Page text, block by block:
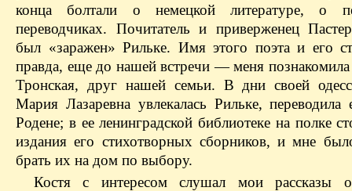
конца болтали о немецкой литературе, о
переводчиках. Почитатель и приверженец
был «заражен» Рильке. Имя этого поэта и его
правда, еще до нашей встречи — меня
Тронская, друг нашей семьи. В дни своей
Мария Лазаревна увлекалась Рильке,
Родене; в ее ленинградской библиотеке на полке
издания его стихотворных сборников, и мне
брать их на дом по выбору.
Костя с интересом слушал мои рассказы о